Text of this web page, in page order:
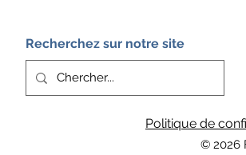
Recherchez sur notre site
Politique de
© 2026